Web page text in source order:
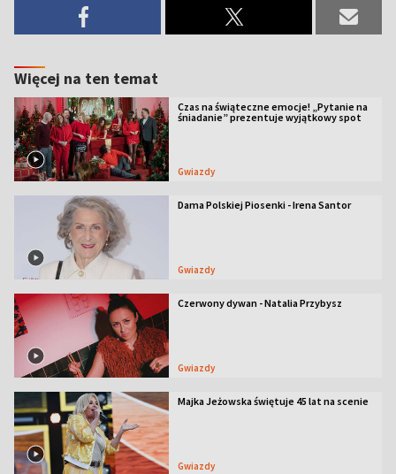
Więcej na ten temat
Czas na świąteczne emocje! „Pytanie na
śniadanie” prezentuje wyjątkowy spot
Gwiazdy
Dama Polskiej Piosenki - Irena Santor
Gwiazdy
Czerwony dywan - Natalia Przybysz
Gwiazdy
Majka Jeżowska świętuje 45 lat na scenie
Gwiazdy